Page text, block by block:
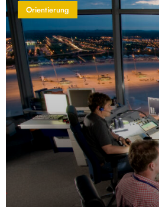
Orientierung